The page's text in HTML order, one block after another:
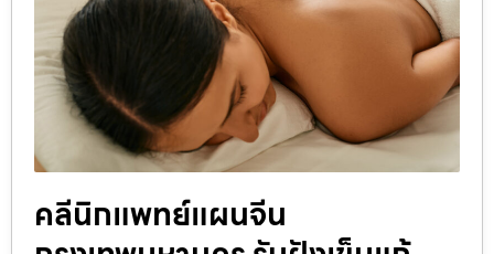
คลีนิกแพทย์แผนจีน